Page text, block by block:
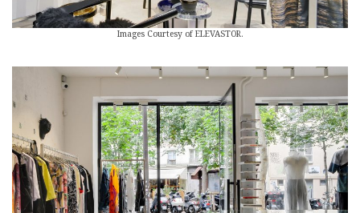
Images Courtesy of ELEVASTOR.